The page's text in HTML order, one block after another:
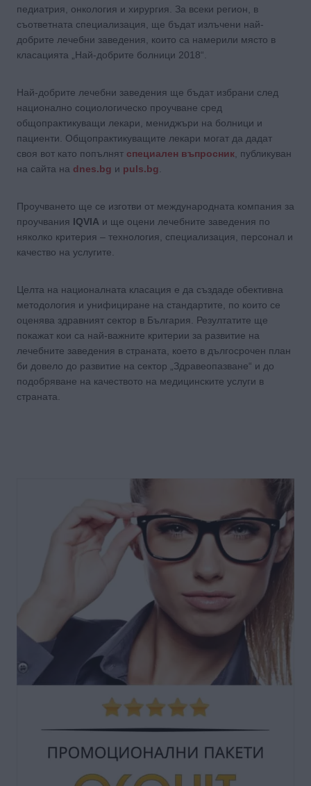
педиатрия, онкология и хирургия. За всеки регион, в
съответната специализация, ще бъдат излъчени най-
добрите лечебни заведения, които са намерили място в
класацията „Най-добрите болници 2018“.
Най-добрите лечебни заведения ще бъдат избрани след
национално социологическо проучване сред
общопрактикуващи лекари, мениджъри на болници и
пациенти. Общопрактикуващите лекари могат да дадат
своя вот като попълнят специален въпросник , публикуван
на сайта на dnes.bg и puls.bg
Проучването ще се изготви от международната компания за
проучвания IQVIA и ще оцени лечебните заведения по
няколко критерия – технология, специализация, персонал и
качество на услугите.
Целта на националната класация е да създаде обективна
методология и унифициране на стандартите, по които се
оценява здравният сектор в България. Резултатите ще
покажат кои са най-важните критерии за развитие на
лечебните заведения в страната, което в дългосрочен план
би довело до развитие на сектор „Здравеопазване“ и до
подобряване на качеството на медицинските услуги в
страната.